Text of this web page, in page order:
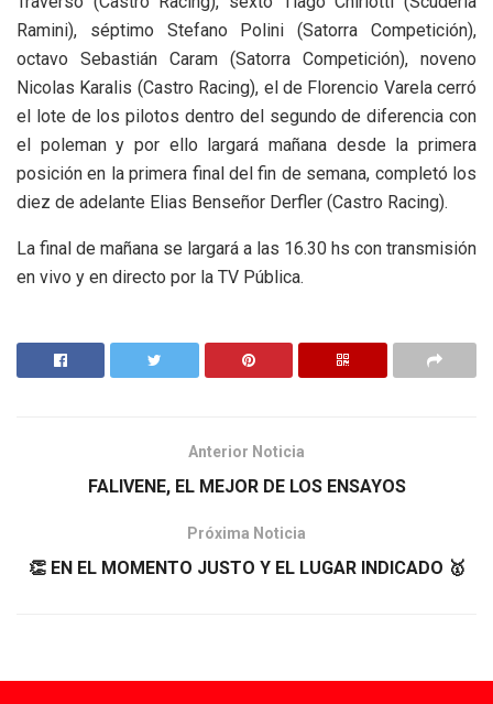
Ramini), séptimo Stefano Polini (Satorra Competición),
octavo Sebastián Caram (Satorra Competición), noveno
Nicolas Karalis (Castro Racing), el de Florencio Varela cerró
el lote de los pilotos dentro del segundo de diferencia con
el poleman y por ello largará mañana desde la primera
posición en la primera final del fin de semana, completó los
diez de adelante Elias Benseñor Derfler (Castro Racing).
La final de mañana se largará a las 16.30 hs con transmisión
en vivo y en directo por la TV Pública.
Anterior Noticia
FALIVENE, EL MEJOR DE LOS ENSAYOS
Próxima Noticia
👏 EN EL MOMENTO JUSTO Y EL LUGAR INDICADO 🥇